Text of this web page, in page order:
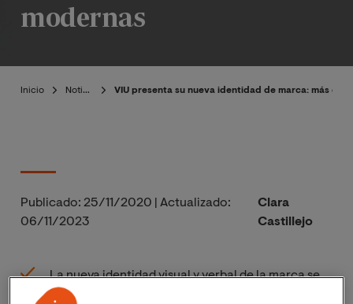
modernas
Inicio Noticias VIU presenta su nueva identidad de marca: más
Publicado: 25/11/2020
Actualizado:
06/11/2023
Clara
Castillejo
La nueva identidad visual y verbal de la marca se
lanza como respuesta a la evolución del sector